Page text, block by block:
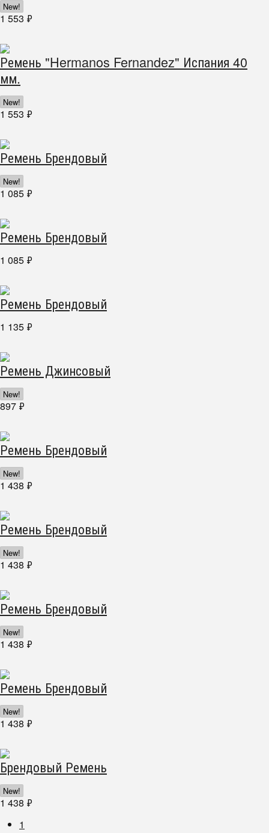
New!
1 553 ₽
Ремень "Hermanos Fernandez" Испания 40
мм.
New!
1 553 ₽
Ремень Брендовый
New!
1 085 ₽
Ремень Брендовый
1 085 ₽
Ремень Брендовый
1 135 ₽
Ремень Джинсовый
New!
897 ₽
Ремень Брендовый
New!
1 438 ₽
Ремень Брендовый
New!
1 438 ₽
Ремень Брендовый
New!
1 438 ₽
Ремень Брендовый
New!
1 438 ₽
Брендовый Ремень
New!
1 438 ₽
1